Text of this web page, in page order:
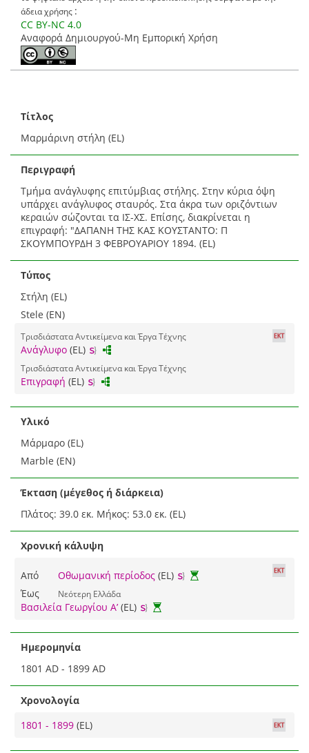
άδεια χρήσης :
CC BY-NC 4.0
Αναφορά Δημιουργού-Μη Εμπορική Χρήση
Τίτλος
Μαρμάρινη στήλη (EL)
Περιγραφή
Τμήμα ανάγλυφης επιτύμβιας στήλης. Στην κύρια όψη
υπάρχει ανάγλυφος σταυρός. Στα άκρα των οριζόντιων
κεραιών σώζονται τα ΙΣ-ΧΣ. Επίσης, διακρίνεται η
επιγραφή: "ΔΑΠΑΝΗ ΤΗΣ ΚΑΣ ΚΟΥΣΤΑΝΤΟ: Π
ΣΚΟΥΜΠΟΥΡΔΗ 3 ΦΕΒΡΟΥΑΡΙΟΥ 1894. (EL)
Τύπος
Στήλη (EL)
Stele (EN)
Τρισδιάστατα Αντικείμενα και Έργα Τέχνης
Ανάγλυφο (EL)
Τρισδιάστατα Αντικείμενα και Έργα Τέχνης
Επιγραφή (EL)
Υλικό
Μάρμαρο (EL)
Marble (EN)
Έκταση (μέγεθος ή διάρκεια)
Πλάτος: 39.0 εκ. Μήκος: 53.0 εκ. (EL)
Χρονική κάλυψη
Από Οθωμανική περίοδος (EL)
Έως
Νεότερη Ελλάδα
Βασιλεία Γεωργίου Α’ (EL)
Ημερομηνία
1801 AD - 1899 AD
Χρονολογία
1801 - 1899 (EL)